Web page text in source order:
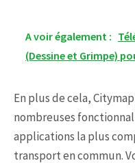
A voir également :
(Dessine et Grimpe)
En plus de cela,
nombreuses
applications la plus
transport en commun.